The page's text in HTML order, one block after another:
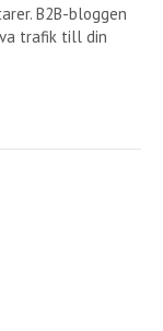
B2B-bloggen
trafik till din